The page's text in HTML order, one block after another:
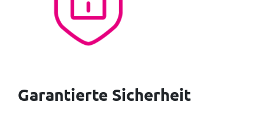
Garantierte Sicherheit